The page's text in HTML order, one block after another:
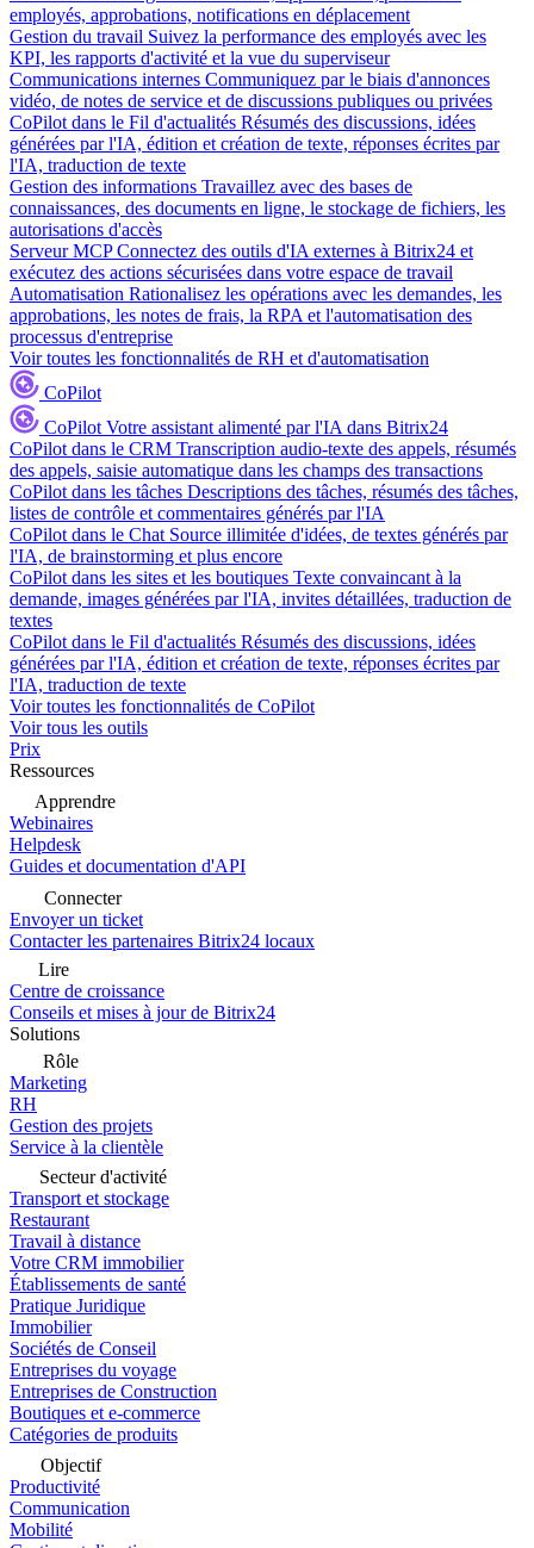
employés, approbations, notifications en déplacement
Gestion du travail Suivez la performance des employés avec les
KPI, les rapports d'activité et la vue du superviseur
Communications internes Communiquez par le biais d'annonces
vidéo, de notes de service et de discussions publiques ou privées
CoPilot dans le Fil d'actualités Résumés des discussions, idées
générées par l'IA, édition et création de texte, réponses écrites par
l'IA, traduction de texte
Gestion des informations Travaillez avec des bases de
connaissances, des documents en ligne, le stockage de fichiers, les
autorisations d'accès
Serveur MCP Connectez des outils d'IA externes à Bitrix24 et
exécutez des actions sécurisées dans votre espace de travail
Automatisation Rationalisez les opérations avec les demandes, les
approbations, les notes de frais, la RPA et l'automatisation des
processus d'entreprise
Voir toutes les fonctionnalités de RH et d'automatisation
CoPilot
CoPilot Votre assistant alimenté par l'IA dans Bitrix24
CoPilot dans le CRM Transcription audio-texte des appels, résumés
des appels, saisie automatique dans les champs des transactions
CoPilot dans les tâches Descriptions des tâches, résumés des tâches,
listes de contrôle et commentaires générés par l'IA
CoPilot dans le Chat Source illimitée d'idées, de textes générés par
l'IA, de brainstorming et plus encore
CoPilot dans les sites et les boutiques Texte convaincant à la
demande, images générées par l'IA, invites détaillées, traduction de
textes
CoPilot dans le Fil d'actualités Résumés des discussions, idées
générées par l'IA, édition et création de texte, réponses écrites par
l'IA, traduction de texte
Voir toutes les fonctionnalités de CoPilot
Voir tous les outils
Prix
Ressources
Apprendre
Webinaires
Helpdesk
Guides et documentation d'API
Connecter
Envoyer un ticket
Contacter les partenaires Bitrix24 locaux
Lire
Centre de croissance
Conseils et mises à jour de Bitrix24
Solutions
Rôle
Marketing
RH
Gestion des projets
Service à la clientèle
Secteur d'activité
Transport et stockage
Restaurant
Travail à distance
Votre CRM immobilier
Établissements de santé
Pratique Juridique
Immobilier
Sociétés de Conseil
Entreprises du voyage
Entreprises de Construction
Boutiques et e-commerce
Catégories de produits
Objectif
Productivité
Communication
Mobilité